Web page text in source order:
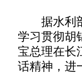
据水利部
学习贯彻胡
宝总理在长
话精神，进